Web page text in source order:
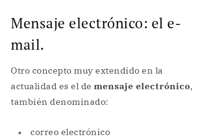
Mensaje electrónico: el e-
mail.
Otro concepto muy extendido en la
actualidad es el de mensaje electrónico,
también denominado:
correo electrónico